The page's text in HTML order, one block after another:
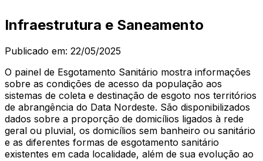
Infraestrutura e Saneamento
Publicado em: 22/05/2025
O painel de Esgotamento Sanitário mostra informações
sobre as condições de acesso da população aos
sistemas de coleta e destinação de esgoto nos territórios
de abrangência do Data Nordeste. São disponibilizados
dados sobre a proporção de domicílios ligados à rede
geral ou pluvial, os domicílios sem banheiro ou sanitário
e as diferentes formas de esgotamento sanitário
existentes em cada localidade, além de sua evolução ao